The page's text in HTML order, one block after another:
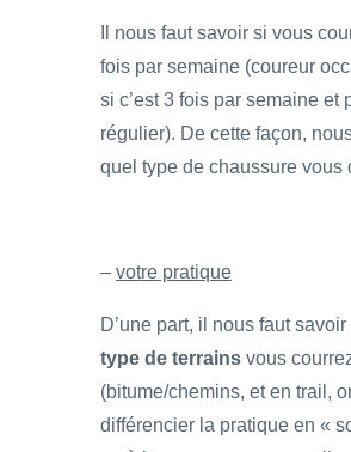
Il nous faut savoir si vous
fois par semaine (coureur
si c’est 3 fois par semaine et
régulier). De cette façon,
quel type de chaussure vous
– votre pratique
D’une part, il nous faut savoir
type de terrains vous
(bitume/chemins, et en trail,
différencier la pratique en «